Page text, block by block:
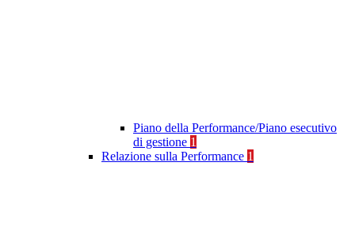
Piano della Performance/Piano esecutivo
di gestione 1
Relazione sulla Performance 1